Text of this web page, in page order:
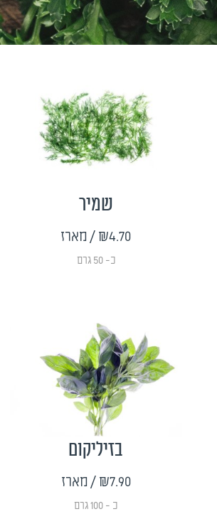
שמיר
₪4.70/ מארז
כ- 50 גרם
בזיליקום
₪7.90 / מארז
כ - 100 גרם